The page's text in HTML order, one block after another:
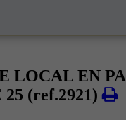
LOCAL EN
25 (ref.2921)